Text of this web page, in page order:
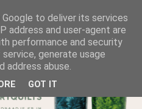
to deliver its services
address and user-agent are
performance and security
generate usage
abuse.
GOT IT